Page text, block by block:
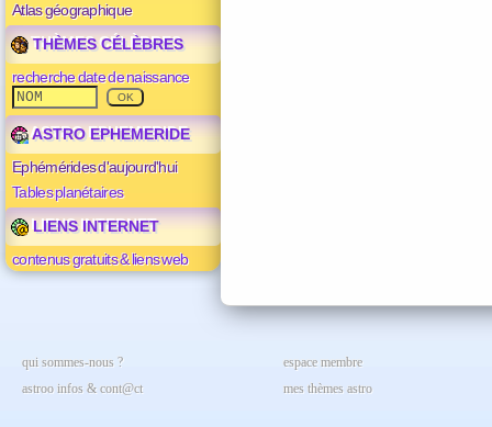
Atlas géographique
THÈMES CÉLÈBRES
recherche date de naissance
ASTRO EPHEMERIDE
Ephémérides d'aujourd'hui
Tables planétaires
LIENS INTERNET
contenus gratuits & liens web
qui sommes-nous ?
astroo infos & cont@ct
espace membre
mes thèmes astro